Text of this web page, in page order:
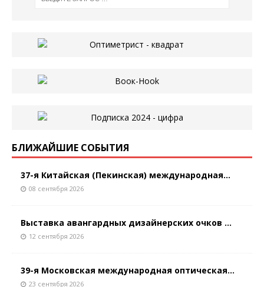
БЛИЖАЙШИЕ СОБЫТИЯ
37-я Китайская (Пекинская) международная...
08 сентября 2026
Выставка авангардных дизайнерских очков ...
12 сентября 2026
39-я Московская международная оптическая...
23 сентября 2026